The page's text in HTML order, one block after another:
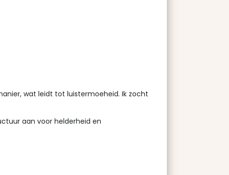
wat leidt tot luistermoeheid. Ik zocht
aan voor helderheid en